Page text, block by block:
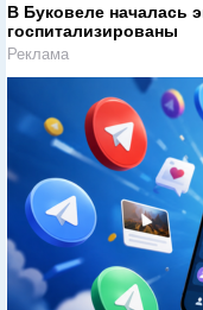
В Буковеле началась
госпитализированы
Реклама